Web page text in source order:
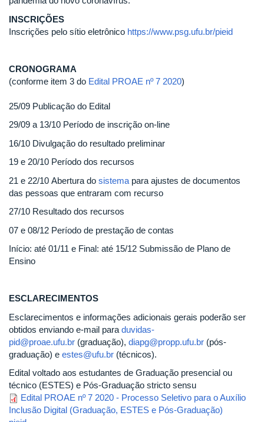
INSCRIÇÕES
Inscrições pelo sítio eletrônico https://www.psg.ufu.br/pieid
CRONOGRAMA
(conforme item 3 do Edital PROAE nº 7 2020)
25/09 Publicação do Edital
29/09 a 13/10 Período de inscrição on-line
16/10 Divulgação do resultado preliminar
19 e 20/10 Período dos recursos
21 e 22/10 Abertura do sistema para ajustes de documentos
das pessoas que entraram com recurso
27/10 Resultado dos recursos
07 e 08/12 Período de prestação de contas
Início: até 01/11 e Final: até 15/12 Submissão de Plano de
Ensino
ESCLARECIMENTOS
Esclarecimentos e informações adicionais gerais poderão ser
obtidos enviando e-mail para duvidas-
pid@proae.ufu.br (graduação), diapg@propp.ufu.br (pós-
graduação) e estes@ufu.br (técnicos).
Edital voltado aos estudantes de Graduação presencial ou
técnico (ESTES) e Pós-Graduação stricto sensu
Edital PROAE nº 7 2020 - Processo Seletivo para o Auxílio
Inclusão Digital (Graduação, ESTES e Pós-Graduação)